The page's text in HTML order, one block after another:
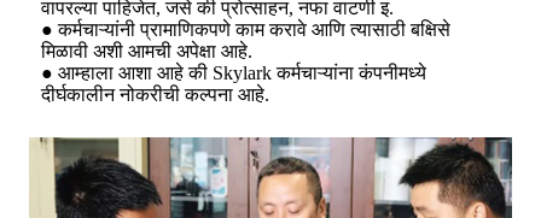
वापरल्या पाहिजेत, जसे की प्रोत्साहन, नफा वाटणी इ.
● कर्मचाऱ्यांनी प्रामाणिकपणे काम करावे आणि त्यासाठी बक्षिसे
मिळावी अशी आमची अपेक्षा आहे.
● आम्हाला आशा आहे की Skylark कर्मचाऱ्यांना कंपनीमध्ये
दीर्घकालीन नोकरीची कल्पना आहे.